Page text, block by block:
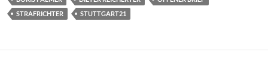
STRAFRICHTER
STUTTGART21